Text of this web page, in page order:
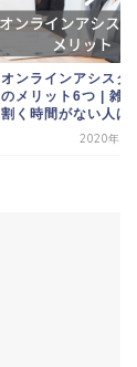
オンラインアシスタ
のメリット6つ | 雑
割く時間がない人は
2020年5